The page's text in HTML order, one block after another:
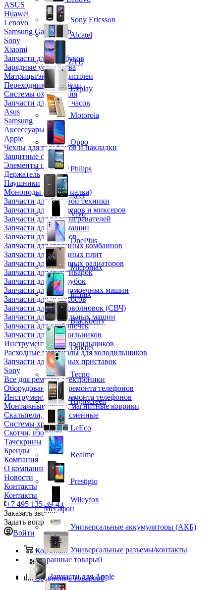
ASUS
Huawei
Lenovo
Samsung Galaxy Tab
Sony
Xiaomi
Запчасти для ноутбуков
Зарядные устройства
Матрицы/экраны/дисплеи
Переходники и кабели
Системы охлаждения
Запчасти для смарт часов
Asus
Samsung
Аксессуары
Apple
Чехлы для телефонов и накладки
Защитные стекла
Элементы питания
Держатель
Наушники
Моноподы (Селфи палка)
Запчасти для бытовой техники
Запчасти для блендеров и миксеров
Запчасти для водонагревателей
Запчасти для кофемашин
Запчасти для кулеров
Запчасти для кухонных комбаинов
Запчасти для кухонных плит
Запчасти для масляных радиаторов
Запчасти для мультиварок
Запчасти для мясорубок
Запчасти для посудомоечных машин
Запчасти для пылесосов
Запчасти для микроволновок (СВЧ)
Запчасти для стиральных машин
Запчасти для хлебопечек
Запчасти для холодильников
Инструмент для холодильщиков
Расходные материалы для холодильщиков
Запчасти для игровых приставок
Sony
Все для ремонта электроники
Оборудование для ремонта телефонов
Инструменты для ремонта телефонов
Монтажные столы, магнитные коврики
Скальпели, лезвия сменные
Системы хранения
Скотчи, изолента
Тачскрины
Бренды
Компания
О компании
Новости
Контакты
Контакты
+7 495 135-39-43
Заказать звонок
Задать вопрос
Войти
Корзина0
Избранные товары0
Сравнение товаров0
Sony Ericsson
Alcatel
ZTE
Explay
Motorola
Oppo
Philips
Acer
Vivo
OnePlus
Micromax
Infinix
Blackberry
Oukitel
Tecno
Highscreen
LeEco
Realme
Prestigio
Wileyfox
Мегафон
Универсальные аккумуляторы (АКБ)
Универсальные разъемы/контакты
Запчасти для Apple